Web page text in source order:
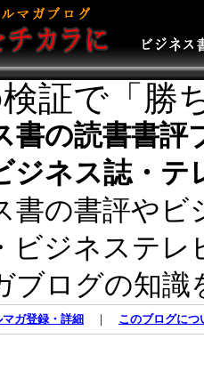
証で「勝
書の読書書
ジネス誌・テ
書の書評や
ビジネステ
ブログの知識
マガ登録・詳細 ｜ このブログにつ